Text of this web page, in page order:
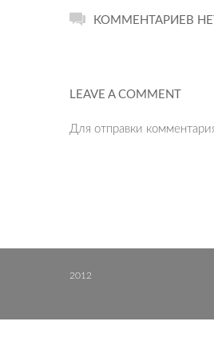
КОММЕНТАРИЕВ НЕТ
LEAVE A COMMENT
Для отправки
2012